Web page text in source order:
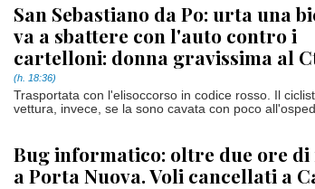
San Sebastiano da Po: urta una
va a sbattere con l'auto contro i
cartelloni: donna gravissima al
(h. 18:36)
Trasportata con l'elisoccorso in codice rosso. Il
vettura, invece, se la sono cavata con poco
Bug informatico: oltre due ore
a Porta Nuova. Voli cancellati a